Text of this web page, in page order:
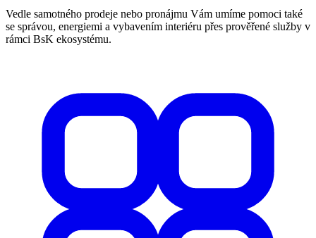
Vedle samotného prodeje nebo pronájmu Vám umíme pomoci také
se správou, energiemi a vybavením interiéru přes prověřené služby v
rámci BsK ekosystému.